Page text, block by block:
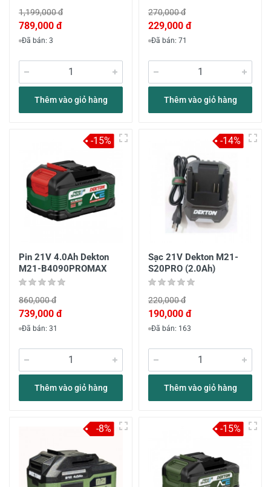
1,199,000 đ
789,000 đ
Đã bán: 3
Thêm vào giỏ hàng
270,000 đ
229,000 đ
Đã bán: 71
Thêm vào giỏ hàng
Pin 21V 4.0Ah Dekton
M21-B4090PROMAX
860,000 đ
739,000 đ
Đã bán: 31
Thêm vào giỏ hàng
-15%
Sạc 21V Dekton M21-
S20PRO (2.0Ah)
220,000 đ
190,000 đ
Đã bán: 163
Thêm vào giỏ hàng
-14%
-8% -15%